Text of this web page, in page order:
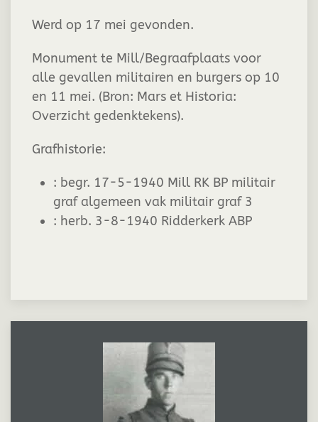
Werd op 17 mei gevonden.
Monument te Mill/Begraafplaats voor
alle gevallen militairen en burgers op 10
en 11 mei. (Bron: Mars et Historia:
Overzicht gedenktekens).
Grafhistorie:
: begr. 17-5-1940 Mill RK BP militair
graf algemeen vak militair graf 3
: herb. 3-8-1940 Ridderkerk ABP